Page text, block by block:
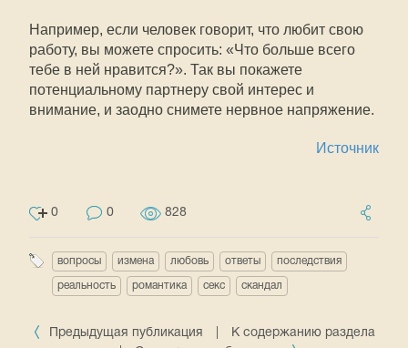
Например, если человек говорит, что любит свою
работу, вы можете спросить: «Что больше всего
тебе в ней нравится?». Так вы покажете
потенциальному партнеру свой интерес и
внимание, и заодно снимете нервное напряжение.
Источник
0 0 828
вопросы измена любовь ответы последствия
реальность романтика секс скандал
Предыдущая публикация
К содержанию раздела